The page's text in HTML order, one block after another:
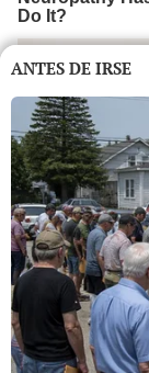
ANTES DE IRSE